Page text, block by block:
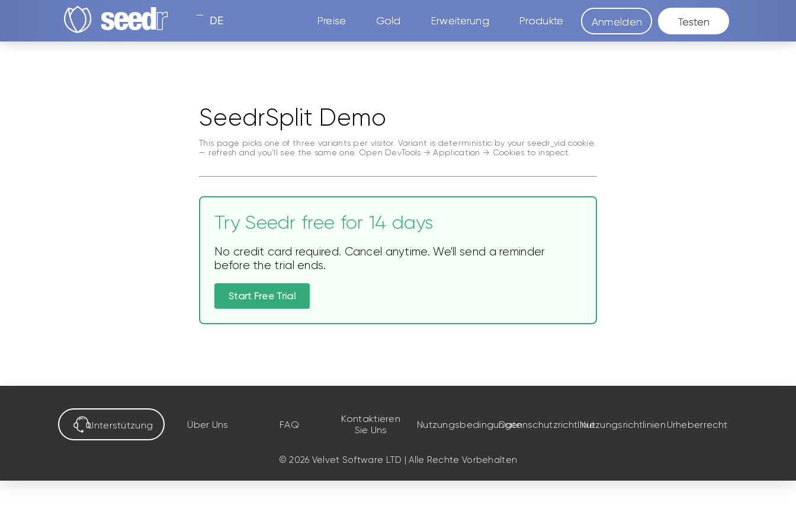
DE Preise Gold Erweiterung Produkte Anmelden Testen
SeedrSplit Demo
This page picks one of three variants per visitor. Variant is deterministic by your seedr_vid cookie
— refresh and you'll see the same one. Open DevTools → Application → Cookies to inspect.
Try Seedr free for 14 days
No credit card required. Cancel anytime. We'll send a reminder
before the trial ends.
Start Free Trial
Unterstützung Über Uns FAQ
Kontaktieren
Sie Uns
NutzungsbedingungenDatenschutzrichtlinieNutzungsrichtlinien Urheberrecht
© 2026 Velvet Software LTD | Alle Rechte Vorbehalten